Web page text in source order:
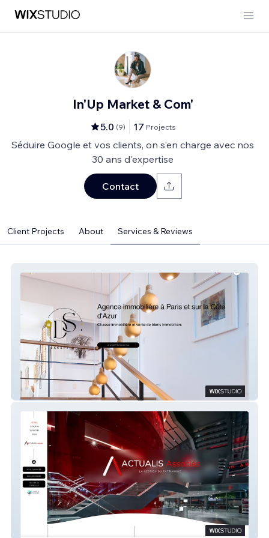
In'Up Market & Com'
5.0 (9) 17 Projects
Séduire Google et vos clients, on s’en charge avec nos
30 ans d'expertise
Contact
Client Projects About Services & Reviews
ds-exception